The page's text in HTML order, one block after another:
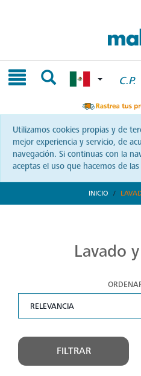
C.P.
Utilizamos cookies propias y de
mejor experiencia y servicio, de
navegación. Si continuas con la
aceptas el uso que hacemos de las
INICIO
Lavado
FILTRAR